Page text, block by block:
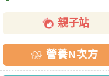
親子站
營養N次方